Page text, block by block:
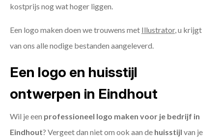
kostprijs nog wat hoger liggen.
Een logo maken doen we trouwens met Illustrator, u krijgt
van ons alle nodige bestanden aangeleverd.
Een logo en huisstijl
ontwerpen in Eindhout
Wil je een professioneel logo maken voor je bedrijf in
Eindhout? Vergeet dan niet om ook aan de huisstijl van je